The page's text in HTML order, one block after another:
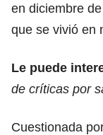
en diciembre
que se vivió en
Le puede
de críticas por
Cuestionada